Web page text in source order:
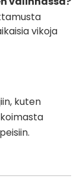
​​vikoja
kuten